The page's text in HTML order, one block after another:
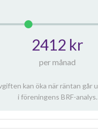
2412 kr
per månad
kan öka när räntan går
i föreningens BRF-analys.